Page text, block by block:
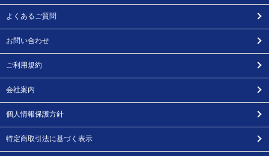
よくあるご質問
お問い合わせ
ご利用規約
会社案内
個人情報保護方針
特定商取引法に基づく表示